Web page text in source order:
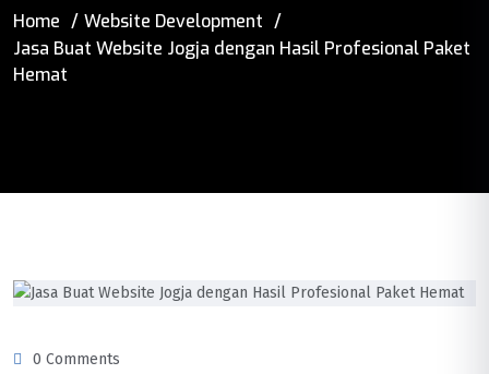
Home
Website Development
Jasa Buat Website Jogja dengan Hasil Profesional Paket
Hemat
0 Comments